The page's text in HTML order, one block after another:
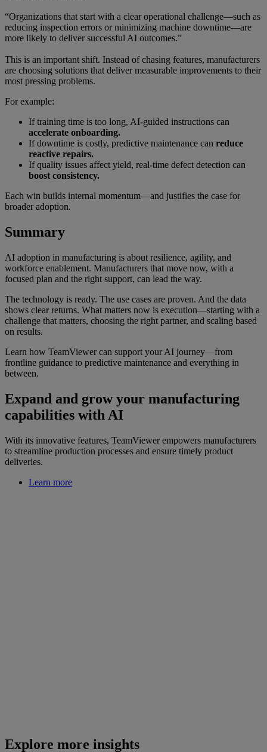
“Organizations that start with a clear operational challenge—such as
reducing inspection errors or minimizing machine downtime—are
more likely to deliver successful AI outcomes.”
This is an important shift. Instead of chasing features, manufacturers
are choosing solutions that deliver measurable improvements to their
most pressing problems.
For example:
If training time is too long, AI-guided instructions can
accelerate onboarding.
If downtime is costly, predictive maintenance can reduce
reactive repairs.
If quality issues affect yield, real-time defect detection can
boost consistency.
Each win builds internal momentum—and justifies the case for
broader adoption.
Summary
AI adoption in manufacturing is about resilience, agility, and
workforce enablement. Manufacturers that move now, with a
focused plan and the right support, can lead the way.
The technology is ready. The use cases are proven. And the data
shows clear returns. What matters now is execution—starting with a
challenge that matters, choosing the right partner, and scaling based
on results.
Learn how TeamViewer can support your AI journey—from
frontline guidance to predictive maintenance and everything in
between.
Expand and grow your manufacturing
capabilities with AI
With its innovative features, TeamViewer empowers manufacturers
to streamline production processes and ensure timely product
deliveries.
Learn more
Explore more insights